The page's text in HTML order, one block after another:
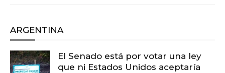
ARGENTINA
El Senado está por votar una ley
que ni Estados Unidos aceptaría